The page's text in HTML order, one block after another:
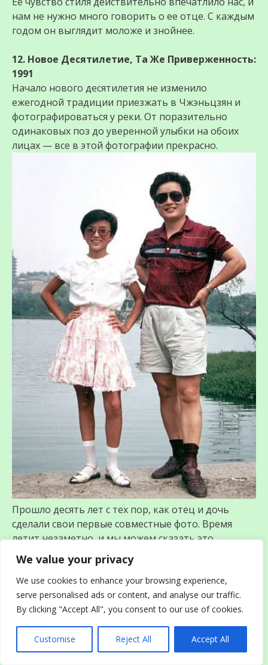
We value your privacy
We use cookies to enhance your browsing experience,
serve personalised ads or content, and analyse our traffic.
By clicking "Accept All", you consent to our use of cookies.
Customise Reject All Accept All
нам не нужно много говорить о ее отце. С каждым
годом он выглядит моложе и знойнее.
12. Новое Десятилетие, Та Же Приверженность:
1991
Начало нового десятилетия не изменило
ежегодной традиции приезжать в Чжэньцзян и
фотографироваться у реки. От поразительно
одинаковых поз до уверенной улыбки на обоих
лицах — все в этой фотографии прекрасно.
Прошло десять лет с тех пор, как отец и дочь
сделали свои первые совместные фото. Время
летит незаметно, и мы можем сказать это,
посмотрев на Хуа Хуа.
13. Время Электронных Устройств: 1992
С наступлением 1990-х годов Хуа и его прекрасная
дочь начали жить в будущем. К поясу Хуа привязан
пейджер, и похоже, Хуа Хуа держит первый плейер.
У нее даже есть наушники, и на этом фото все
выглядит безумно.